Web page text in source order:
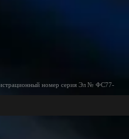
номер серия Эл № ФС77-